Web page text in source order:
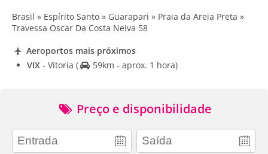
Brasil » Espírito Santo » Guarapari » Praia da Areia Preta »
Travessa Oscar Da Costa Neiva 58
Aeroportos mais próximos
VIX - Vitoria ( 59km - aprox. 1 hora)
Preço e disponibilidade